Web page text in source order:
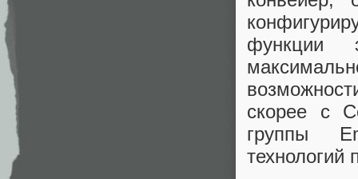
функции
скорее с
группы
технологий